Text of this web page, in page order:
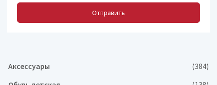
Отправить
Аксессуары
(384)